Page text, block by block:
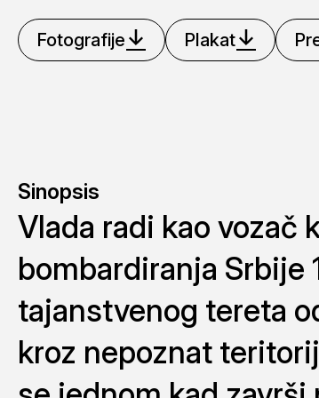
Fotografije Plakat
Sinopsis
Vlada radi kao vozač
bombardiranja Srbije
tajanstvenog tereta
kroz nepoznat